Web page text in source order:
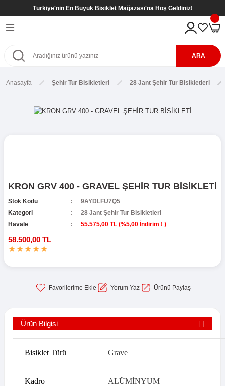
Türkiye'nin En Büyük Bisiklet Mağazası'na Hoş Geldiniz!
Geri Dön
( 6- 9 Yaş )
Geri Dön
( 8- 12 Yaş )
Geri Dön
Geri Dön
ARA
Anasayfa Şehir Tur Bisikletleri 28 Jant Şehir Tur Bisikletleri
KRON GRV 400 - GRAVEL ŞEHİR TUR BİSİKLETİ
Stok Kodu
9AYDLFU7Q5
Kategori
28 Jant Şehir Tur Bisikletleri
Havale
55.575,00 TL (%5,00 İndirim ! )
58.500,00 TL
Yorum Yaz Ürünü Paylaş
Ürün Bilgisi
Bisiklet Türü Grave
Kadro ALÜMİNYUM